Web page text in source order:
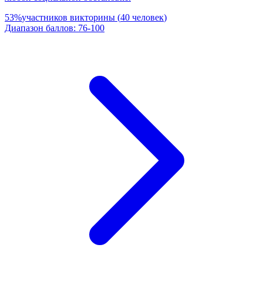
53%участников викторины (40 человек)
Диапазон баллов: 76-100